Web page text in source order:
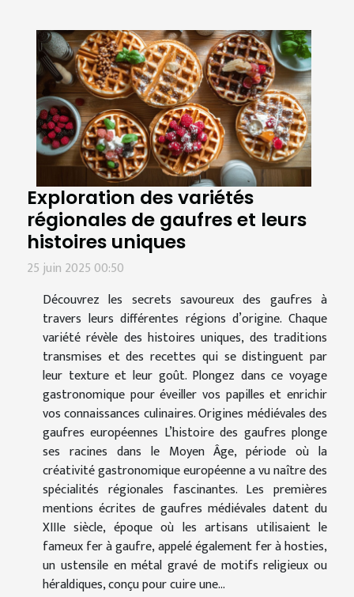
Exploration des variétés
régionales de gaufres et leurs
histoires uniques
25 juin 2025 00:50
Découvrez les secrets savoureux des gaufres à
travers leurs différentes régions d’origine. Chaque
variété révèle des histoires uniques, des traditions
transmises et des recettes qui se distinguent par
leur texture et leur goût. Plongez dans ce voyage
gastronomique pour éveiller vos papilles et enrichir
vos connaissances culinaires. Origines médiévales des
gaufres européennes L’histoire des gaufres plonge
ses racines dans le Moyen Âge, période où la
créativité gastronomique européenne a vu naître des
spécialités régionales fascinantes. Les premières
mentions écrites de gaufres médiévales datent du
XIIIe siècle, époque où les artisans utilisaient le
fameux fer à gaufre, appelé également fer à hosties,
un ustensile en métal gravé de motifs religieux ou
héraldiques, conçu pour cuire une...